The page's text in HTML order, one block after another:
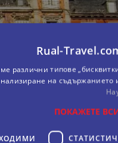
Rual-
различни типове
на съдържанието
ПОКАЖЕТЕ